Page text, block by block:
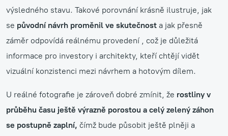
výsledného stavu. Takové porovnání krásně ilustruje, jak
se původní návrh proměnil ve skutečnost a jak přesně
záměr odpovídá reálnému provedení , což je důležitá
informace pro investory i architekty, kteří chtějí vidět
vizuální konzistenci mezi návrhem a hotovým dílem.
U reálné fotografie je zároveň dobré zmínit, že rostliny v
průběhu času ještě výrazně porostou a celý zelený záhon
se postupně zaplní, čímž bude působit ještě plněji a